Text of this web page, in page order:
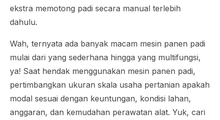
ekstra memotong padi secara manual terlebih
dahulu.
Wah, ternyata ada banyak macam mesin panen padi
mulai dari yang sederhana hingga yang multifungsi,
ya! Saat hendak menggunakan mesin panen padi,
pertimbangkan ukuran skala usaha pertanian apakah
modal sesuai dengan keuntungan, kondisi lahan,
anggaran, dan kemudahan perawatan alat. Yuk, cari